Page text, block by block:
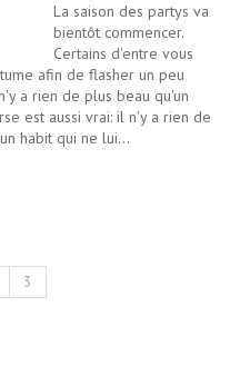
La saison des partys va
bientôt commencer.
Certains d'entre vous
afin de flasher un peu
a rien de plus beau qu'un
est aussi vrai: il n'y a rien de
habit qui ne lui…
3